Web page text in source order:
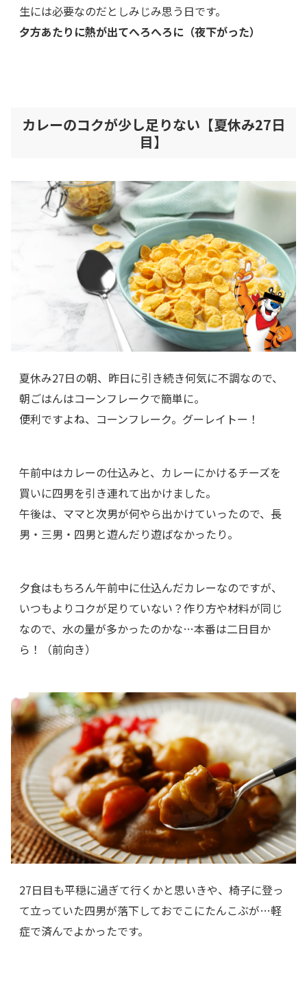
生には必要なのだとしみじみ思う日です。
夕方あたりに熱が出てへろへろに（夜下がった）
カレーのコクが少し足りない【夏休み27日
目】
夏休み27日の朝、昨日に引き続き何気に不調なので、
朝ごはんはコーンフレークで簡単に。
便利ですよね、コーンフレーク。グーレイトー！
午前中はカレーの仕込みと、カレーにかけるチーズを
買いに四男を引き連れて出かけました。
午後は、ママと次男が何やら出かけていったので、長
男・三男・四男と遊んだり遊ばなかったり。
夕食はもちろん午前中に仕込んだカレーなのですが、
いつもよりコクが足りていない？作り方や材料が同じ
なので、水の量が多かったのかな…本番は二日目か
ら！（前向き）
27日目も平穏に過ぎて行くかと思いきや、椅子に登っ
て立っていた四男が落下しておでこにたんこぶが…軽
症で済んでよかったです。